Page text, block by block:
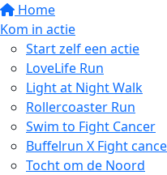
Home
Kom in actie
Start zelf een actie
LoveLife Run
Light at Night Walk
Rollercoaster Run
Swim to Fight Cancer
Buffelrun X Fight
Tocht om de Noord